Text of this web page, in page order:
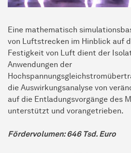
Eine mathematisch
von Luftstrecken im Hinblick auf
Festigkeit von Luft dient der
Anwendungen der
die Auswirkungsanalyse von
auf die Entladungsvorgänge des
unterstützt und vorangetrieben.
Fördervolumen: 646 Tsd. Euro